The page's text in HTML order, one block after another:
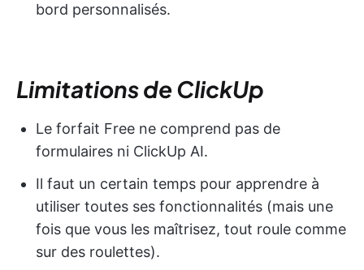
bord personnalisés.
Limitations de ClickUp
Le forfait Free ne comprend pas de
formulaires ni ClickUp AI.
Il faut un certain temps pour apprendre à
utiliser toutes ses fonctionnalités (mais une
fois que vous les maîtrisez, tout roule comme
sur des roulettes).